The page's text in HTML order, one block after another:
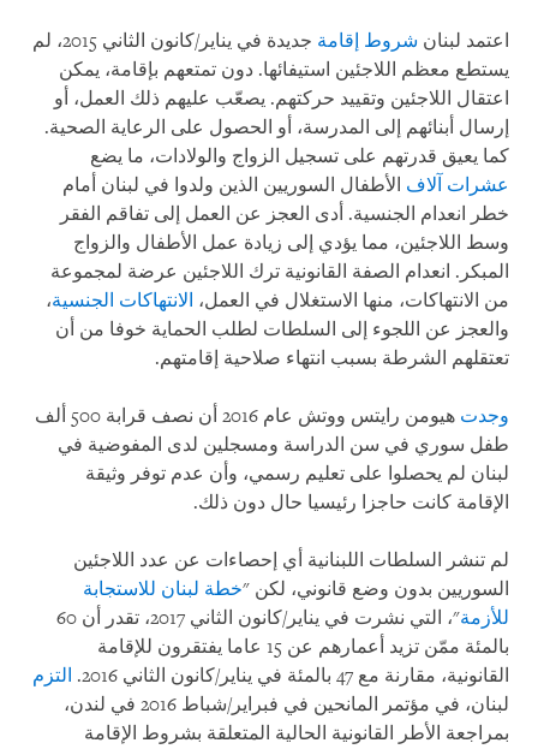
اعتمد لبنان شروط إقامة
جديدة في يناير/كانون الثاني 2015، لم
يستطع معظم اللاجئين استيفائها. دون تمتعهم بإقامة، يمكن
اعتقال اللاجئين وتقييد حركتهم. يصعّب عليهم ذلك العمل، أو
إرسال أبنائهم إلى المدرسة، أو الحصول على الرعاية الصحية.
كما يعيق قدرتهم على تسجيل الزواج والولادات، ما يضع
عشرات آلاف الأطفال السوريين الذين ولدوا في لبنان أمام
خطر انعدام الجنسية. أدى العجز عن العمل إلى تفاقم الفقر
وسط اللاجئين، مما يؤدي إلى زيادة عمل الأطفال والزواج
المبكر. انعدام الصفة القانونية ترك اللاجئين عرضة لمجموعة
من الانتهاكات، منها الاستغلال في العمل، الانتهاكات الجنسية،
والعجز عن اللجوء إلى السلطات لطلب الحماية خوفا من أن
تعتقلهم الشرطة بسبب انتهاء صلاحية إقامتهم.
وجدت
هيومن رايتس ووتش عام 2016 أن نصف قرابة 500 ألف
طفل سوري في سن الدراسة ومسجلين لدى المفوضية في
لبنان لم يحصلوا على تعليم رسمي، وأن عدم توفر وثيقة
الإقامة كانت حاجزا رئيسيا حال دون ذلك.
لم تنشر السلطات اللبنانية أي إحصاءات عن عدد اللاجئين
السوريين بدون وضع قانوني، لكن "خطة لبنان للاستجابة
للأزمة
"، التي نشرت في يناير/كانون الثاني 2017، تقدر أن 60
بالمئة ممّن تزيد أعمارهم عن 15 عاما يفتقرون للإقامة
القانونية، مقارنة مع 47 بالمئة في يناير/كانون الثاني 2016.
التزم
لبنان، في مؤتمر المانحين في فبراير/شباط 2016 في لندن،
بمراجعة الأطر القانونية الحالية المتعلقة بشروط الإقامة